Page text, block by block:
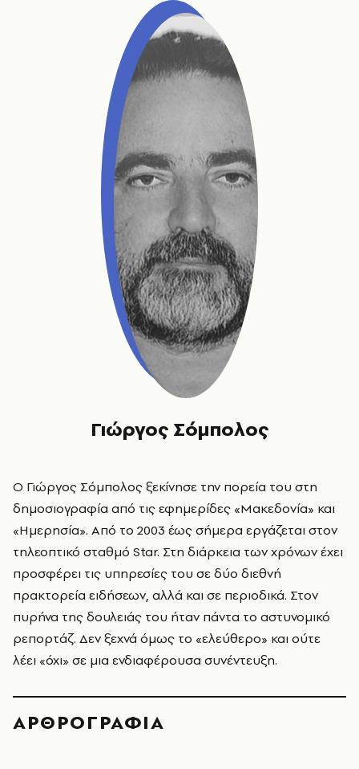
Γιώργος Σόμπολος
Ο Γιώργος Σόμπολος ξεκίνησε την πορεία του στη
δημοσιογραφία από τις εφημερίδες «Μακεδονία» και
«Ημερησία». Από το 2003 έως σήμερα εργάζεται στον
τηλεοπτικό σταθμό Star. Στη διάρκεια των χρόνων έχει
προσφέρει τις υπηρεσίες του σε δύο διεθνή
πρακτορεία ειδήσεων, αλλά και σε περιοδικά. Στον
πυρήνα της δουλειάς του ήταν πάντα το αστυνομικό
ρεπορτάζ. Δεν ξεχνά όμως το «ελεύθερο» και ούτε
λέει «όχι» σε μια ενδιαφέρουσα συνέντευξη.
ΑΡΘΡΟΓΡΑΦΙΑ